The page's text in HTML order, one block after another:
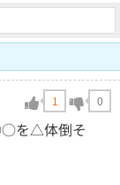
1 0
を△体倒そ